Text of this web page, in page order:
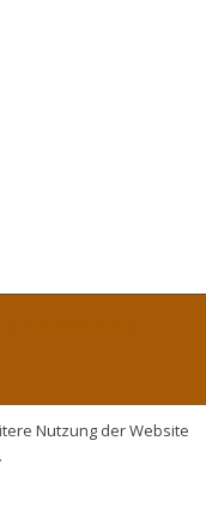
Nutzung der Website